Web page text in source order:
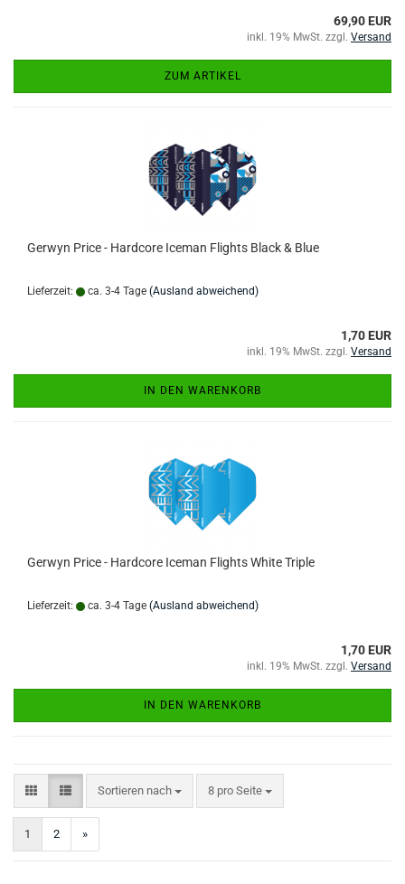
69,90 EUR
inkl. 19% MwSt. zzgl. Versand
ZUM ARTIKEL
Gerwyn Price - Hardcore Iceman Flights Black & Blue
Lieferzeit: ca. 3-4 Tage (Ausland abweichend)
1,70 EUR
inkl. 19% MwSt. zzgl. Versand
IN DEN WARENKORB
Gerwyn Price - Hardcore Iceman Flights White Triple
Lieferzeit: ca. 3-4 Tage (Ausland abweichend)
1,70 EUR
inkl. 19% MwSt. zzgl. Versand
IN DEN WARENKORB
Sortieren nach
Sortieren nach 8 pro Seite
pro Seite
1 2 »